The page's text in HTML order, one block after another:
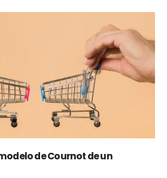
de Cournot de un